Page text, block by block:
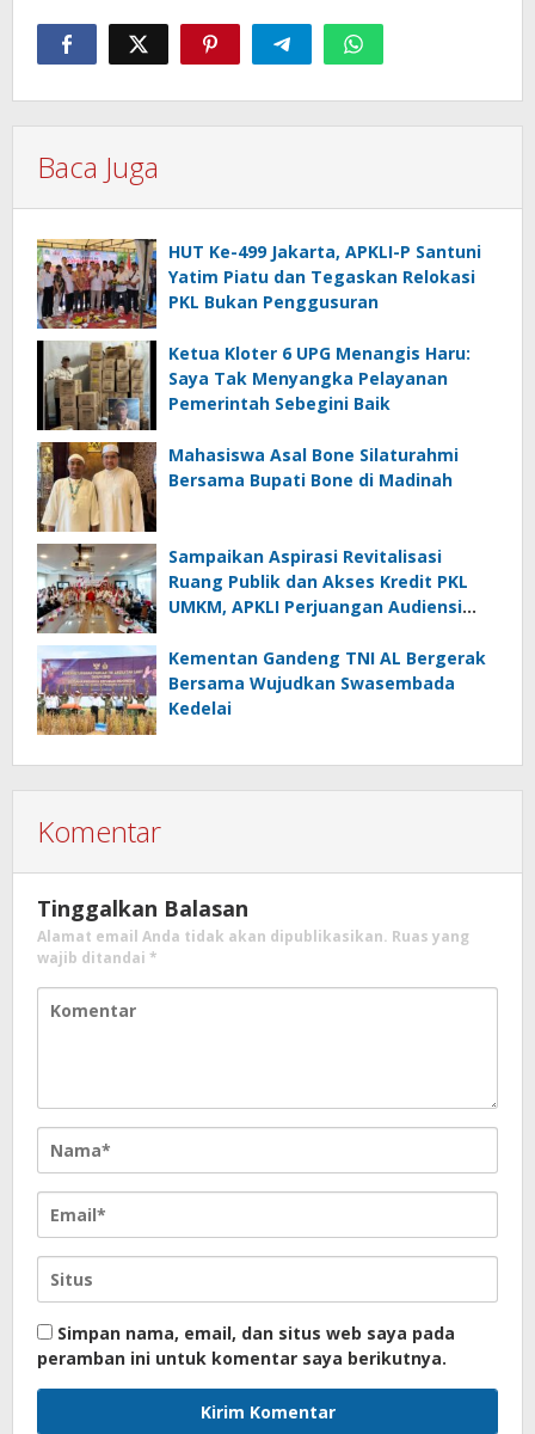
Baca Juga
HUT Ke-499 Jakarta, APKLI-P Santuni
Yatim Piatu dan Tegaskan Relokasi
PKL Bukan Penggusuran
Ketua Kloter 6 UPG Menangis Haru:
Saya Tak Menyangka Pelayanan
Pemerintah Sebegini Baik
Mahasiswa Asal Bone Silaturahmi
Bersama Bupati Bone di Madinah
Sampaikan Aspirasi Revitalisasi
Ruang Publik dan Akses Kredit PKL
UMKM, APKLI Perjuangan Audiensi
Kementan Gandeng TNI AL Bergerak
Bersama Wujudkan Swasembada
Kedelai
Komentar
Tinggalkan Balasan
Alamat email Anda tidak akan dipublikasikan. Ruas yang
wajib ditandai *
Simpan nama, email, dan situs web saya pada
peramban ini untuk komentar saya berikutnya.